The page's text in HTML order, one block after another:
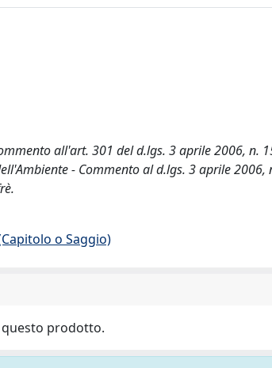
all'art. 301 del d.lgs. 3 aprile 2006,
- Commento al d.lgs. 3 aprile
o Saggio)
questo prodotto.